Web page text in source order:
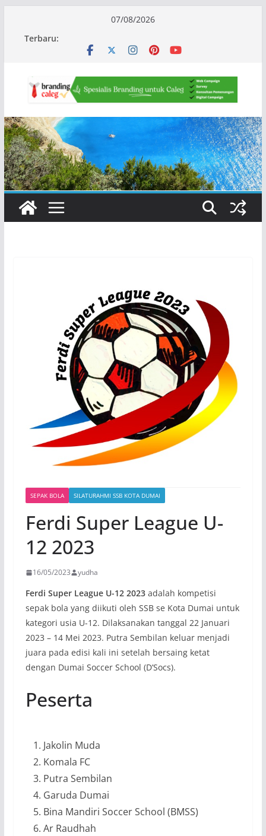
07/08/2026
Terbaru:
SEPAK BOLA SILATURAHMI SSB KOTA DUMAI
Ferdi Super League U-
12 2023
16/05/2023 yudha
Ferdi Super League U-12 2023 adalah kompetisi
sepak bola yang diikuti oleh SSB se Kota Dumai untuk
kategori usia U-12. Dilaksanakan tanggal 22 Januari
2023 – 14 Mei 2023. Putra Sembilan keluar menjadi
juara pada edisi kali ini setelah bersaing ketat
dengan Dumai Soccer School (D’Socs).
Peserta
Jakolin Muda
Komala FC
Putra Sembilan
Garuda Dumai
Bina Mandiri Soccer School (BMSS)
Ar Raudhah